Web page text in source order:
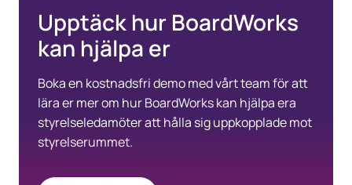
Upptäck hur BoardWorks
kan hjälpa er
Boka en kostnadsfri demo med vårt team för att
lära er mer om hur BoardWorks kan hjälpa era
styrelseledamöter att hålla sig uppkopplade mot
styrelserummet.